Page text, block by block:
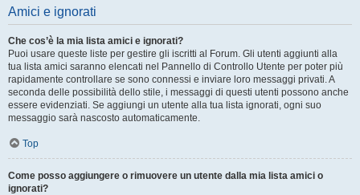
Amici e ignorati
Che cos’è la mia lista amici e ignorati?
Puoi usare queste liste per gestire gli iscritti al Forum. Gli utenti aggiunti alla
tua lista amici saranno elencati nel Pannello di Controllo Utente per poter più
rapidamente controllare se sono connessi e inviare loro messaggi privati. A
seconda delle possibilità dello stile, i messaggi di questi utenti possono anche
essere evidenziati. Se aggiungi un utente alla tua lista ignorati, ogni suo
messaggio sarà nascosto automaticamente.
Top
Come posso aggiungere o rimuovere un utente dalla mia lista amici o
ignorati?